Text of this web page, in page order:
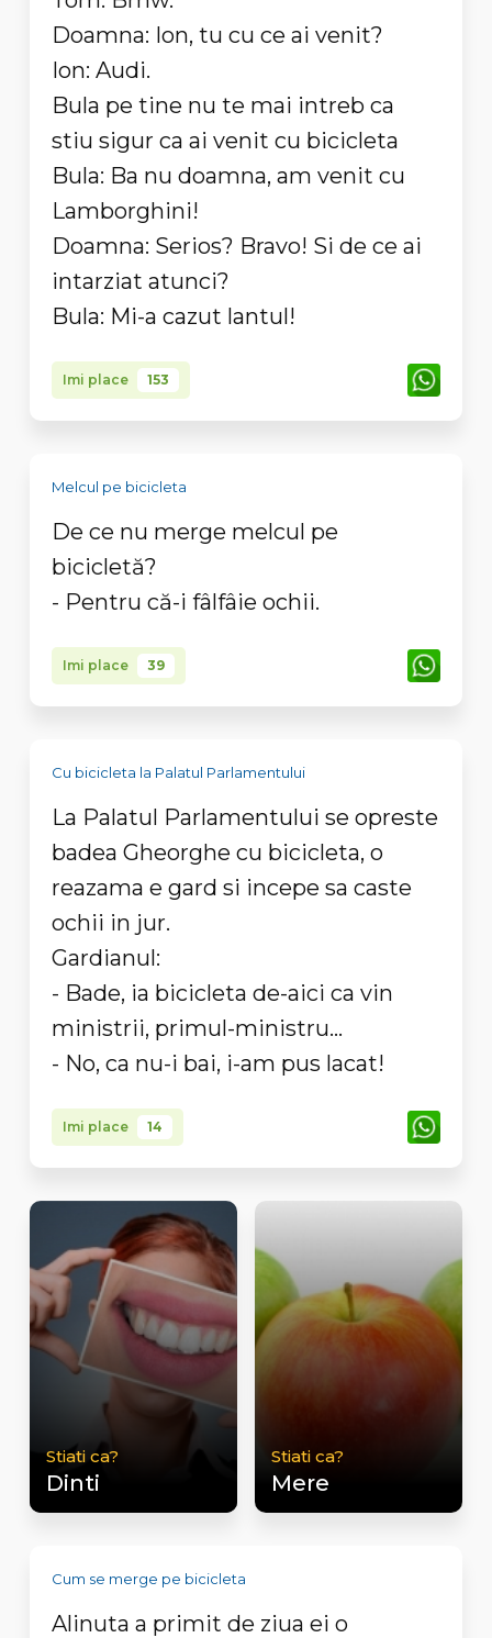
Doamna: Ion, tu cu ce ai venit?
Ion: Audi.
Bula pe tine nu te mai intreb ca
stiu sigur ca ai venit cu bicicleta
Bula: Ba nu doamna, am venit cu
Lamborghini!
Doamna: Serios? Bravo! Si de ce ai
intarziat atunci?
Bula: Mi-a cazut lantul!
Imi place 153
Melcul pe bicicleta
De ce nu merge melcul pe
bicicletă?
- Pentru că-i fâlfâie ochii.
Imi place 39
Cu bicicleta la Palatul Parlamentului
La Palatul Parlamentului se opreste
badea Gheorghe cu bicicleta, o
reazama e gard si incepe sa caste
ochii in jur.
Gardianul:
- Bade, ia bicicleta de-aici ca vin
ministrii, primul-ministru...
- No, ca nu-i bai, i-am pus lacat!
Imi place 14
Stiati ca?
Dinti
Stiati ca?
Mere
Cum se merge pe bicicleta
Alinuta a primit de ziua ei o